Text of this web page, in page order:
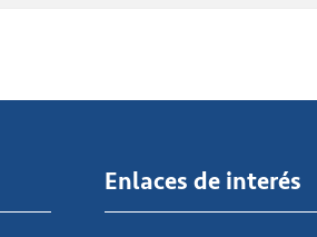
Enlaces de interés